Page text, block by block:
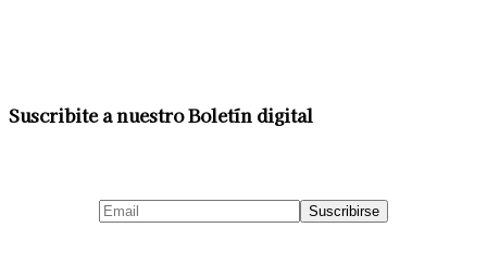
Suscribite a nuestro Boletín digital